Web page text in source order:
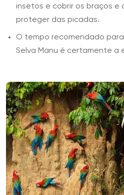
insetos e cobrir os braços e
proteger das picadas.
O tempo recomendado
Selva Manu é certamente a